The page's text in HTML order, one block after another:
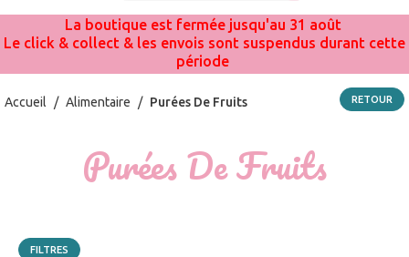
La boutique est fermée jusqu'au 31 août
Le click & collect & les envois sont suspendus durant cette
période
Accueil / Alimentaire / Purées De Fruits RETOUR
Purées De Fruits
FILTRES